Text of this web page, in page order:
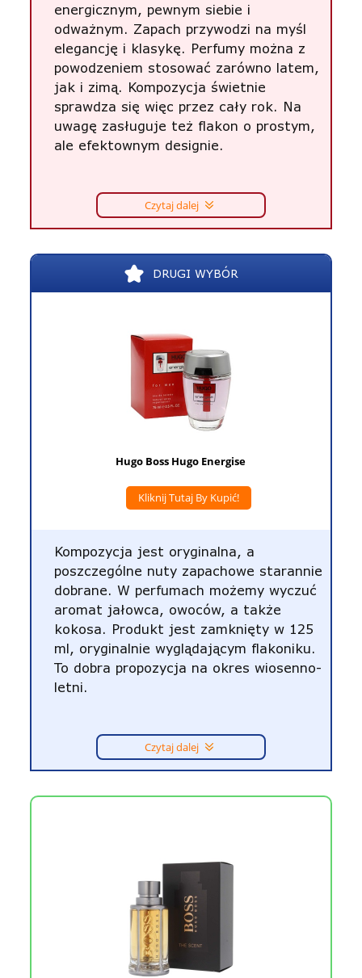
energicznym, pewnym siebie i
odważnym. Zapach przywodzi na myśl
elegancję i klasykę. Perfumy można z
powodzeniem stosować zarówno latem,
jak i zimą. Kompozycja świetnie
sprawdza się więc przez cały rok. Na
uwagę zasługuje też flakon o prostym,
ale efektownym designie.
Czytaj dalej
DRUGI WYBÓR
Hugo Boss Hugo Energise
Kliknij Tutaj By Kupić!
Kompozycja jest oryginalna, a
poszczególne nuty zapachowe starannie
dobrane. W perfumach możemy wyczuć
aromat jałowca, owoców, a także
kokosa. Produkt jest zamknięty w 125
ml, oryginalnie wyglądającym flakoniku.
To dobra propozycja na okres wiosenno-
letni.
Czytaj dalej